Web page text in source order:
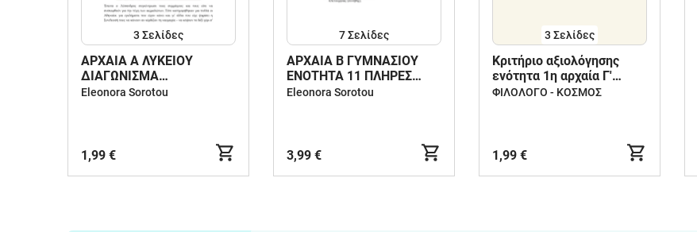
3 Σελίδες
ΑΡΧΑΙΑ Α ΛΥΚΕΙΟΥ
ΔΙΑΓΩΝΙΣΜΑ
ΞΕΝΟΦΩΝΤΑΣ ΚΕΦΑΛΑΙΟ
Eleonora Sorotou
1,99 €
7Σελίδες
ΑΡΧΑΙΑ Β ΓΥΜΝΑΣΙΟΥ
ΕΝΟΤΗΤΑ 11 ΠΛΗΡΕΣ
ΥΛΙΚΟ
Eleonora Sorotou
3,99 €
3 Σελίδες
Κριτήριο αξιολόγησης
ενότητα 1η αρχαία Γ'
Γυμνασίου.
ΦΙΛΟΛΟΓΟ - ΚΟΣΜΟΣ
1,99 €